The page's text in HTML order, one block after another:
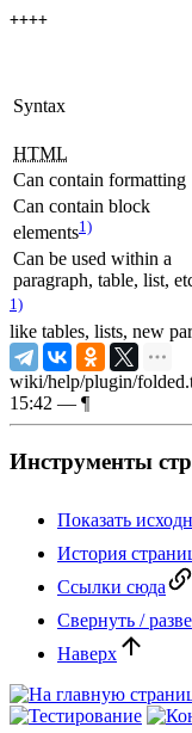
++++
Syntax
HTML
Can contain formatting
Can contain block
elements1)
Can be used within a
paragraph, table, list,
1)
like tables, lists, new
wiki/help/plugin/
15:42 — ¶
Инструменты
Показать
История
Ссылки сюда
Свернуть /
Наверх